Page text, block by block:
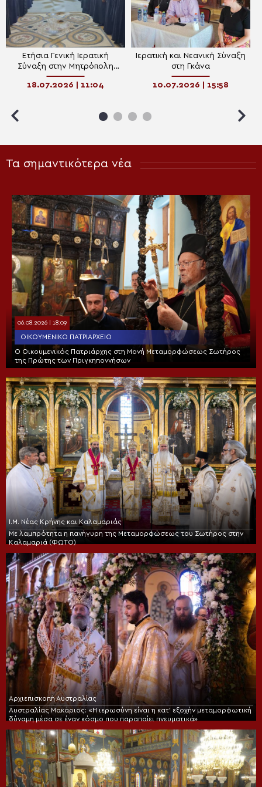
Ετήσια Γενική Ιερατική
Σύναξη στην Μητρόπολη
Κινσάσας
18.07.2026 | 11:04
Ιερατική και Νεανική Σύναξη
στη Γκάνα
10.07.2026 | 15:58
Τα σημαντικότερα νέα
06.08.2026 | 18:09
ΟΙΚΟΥΜΕΝΙΚΌ ΠΑΤΡΙΑΡΧΕΊΟ
Ο Οικουμενικός Πατριάρχης στη Μονή Μεταμορφώσεως Σωτήρος
της Πρώτης των Πριγκηποννήσων
Ι.Μ. Νέας Κρήνης και Καλαμαριάς
Με λαμπρότητα η πανήγυρη της Μεταμορφώσεως του Σωτήρος στην
Καλαμαριά (ΦΩΤΟ)
Αρχιεπισκοπή Αυστραλίας
Αυστραλίας Μακάριος: «Η ιερωσύνη είναι η κατ’ εξοχήν μεταμορφωτική
δύναμη μέσα σε έναν κόσμο που παραπαίει πνευματικά»